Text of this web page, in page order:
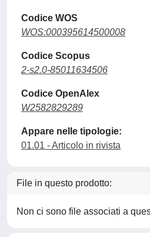
Codice WOS
WOS:000395614500008
Codice Scopus
2-s2.0-85011634506
Codice OpenAlex
W2582829289
Appare nelle tipologie:
01.01 - Articolo in rivista
File in questo prodotto:
Non ci sono file associati a